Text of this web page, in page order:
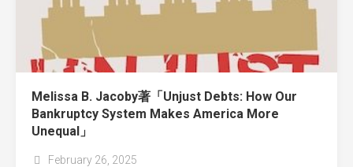
Melissa B. Jacoby著「Unjust Debts: How Our
Bankruptcy System Makes America More
Unequal」
February 26, 2025